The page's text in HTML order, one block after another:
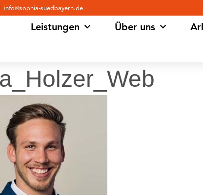
info@sophia-suedbayern.de
Leistungen Über uns